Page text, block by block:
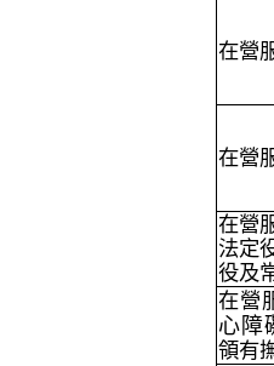
在營
在營
在營
法定
役及
在營
心 障
領有